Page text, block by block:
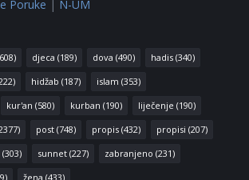
Poruke | N-UM
djeca (189) dova (490) hadis (340)
hidžab (187) islam (353)
kur'an (580) kurban (190) liječenje (190)
post (748) propis (432) propisi (207)
(303) sunnet (227) zabranjeno (231)
žena (433)